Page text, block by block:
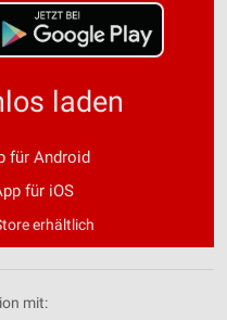
laden
für Android
für iOS
erhältlich
mit: